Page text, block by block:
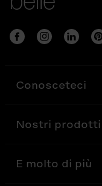
Conosceteci
Nostri prodotti
E molto di più